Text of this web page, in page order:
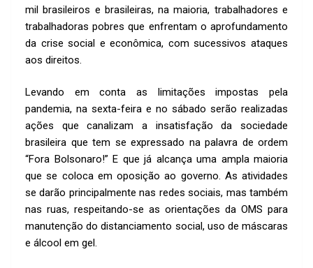
mil brasileiros e brasileiras, na maioria, trabalhadores e
trabalhadoras pobres que enfrentam o aprofundamento
da crise social e econômica, com sucessivos ataques
aos direitos.
Levando em conta as limitações impostas pela
pandemia, na sexta-feira e no sábado serão realizadas
ações que canalizam a insatisfação da sociedade
brasileira que tem se expressado na palavra de ordem
“Fora Bolsonaro!” E que já alcança uma ampla maioria
que se coloca em oposição ao governo. As atividades
se darão principalmente nas redes sociais, mas também
nas ruas, respeitando-se as orientações da OMS para
manutenção do distanciamento social, uso de máscaras
e álcool em gel.